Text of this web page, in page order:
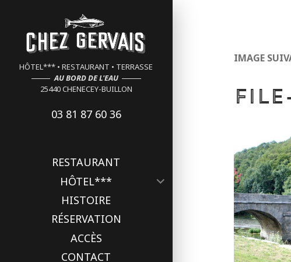
HÔTEL*** • RESTAURANT • TERRASSE
AU BORD DE L'EAU
25440 CHENECEY-BUILLON
03 81 87 60 36
RESTAURANT
HÔTEL***
ouvrir
HISTOIRE
RÉSERVATION
ACCÈS
CONTACT
IMAGE